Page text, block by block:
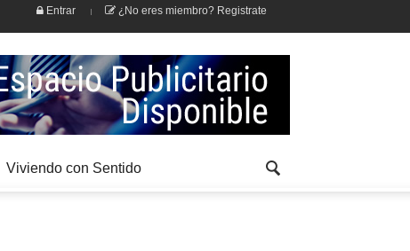
Entrar ¿No eres miembro? Registrate
Viviendo con Sentido